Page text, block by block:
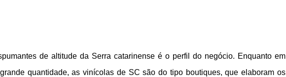
de altitude da Serra catarinense é o perfil do negócio. Enquanto em
quantidade, as vinícolas de SC são do tipo boutiques, que elaboram os